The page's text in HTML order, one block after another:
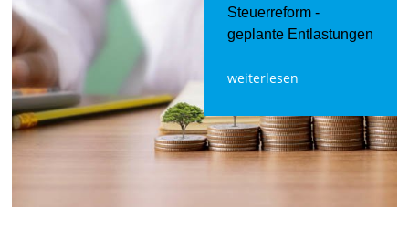
Steuerreform -
geplante Entlastungen
weiterlesen